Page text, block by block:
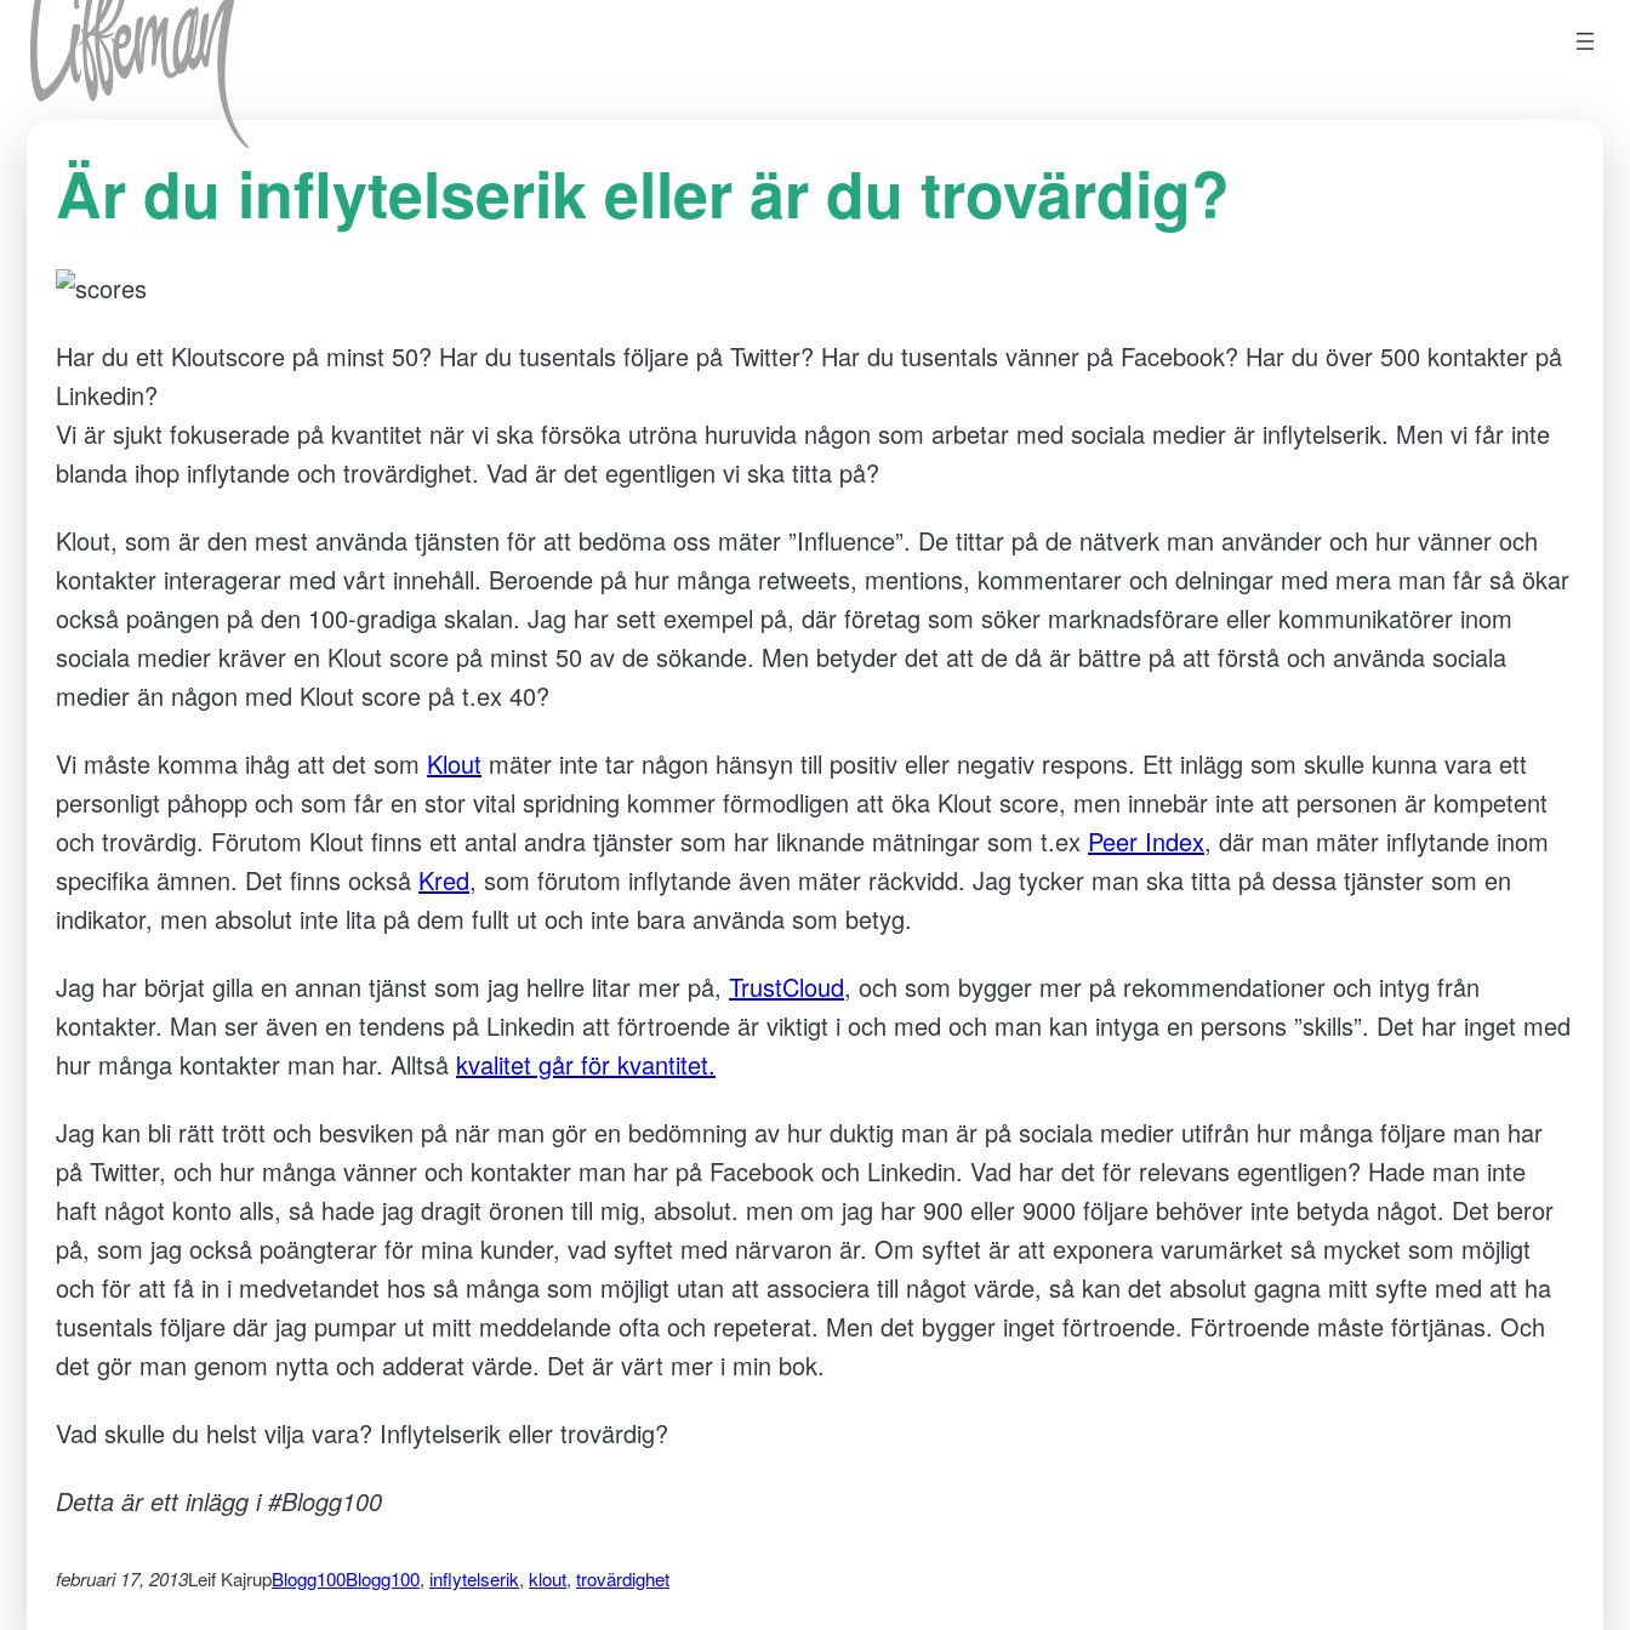
Hoppa till innehåll
Är du inflytelserik eller är du trovärdig?
Har du ett Kloutscore på minst 50? Har du tusentals följare på Twitter? Har du tusentals vänner på Facebook? Har du över 500 kontakter på
Linkedin?
Vi är sjukt fokuserade på kvantitet när vi ska försöka utröna huruvida någon som arbetar med sociala medier är inflytelserik. Men vi får inte
blanda ihop inflytande och trovärdighet. Vad är det egentligen vi ska titta på?
Klout, som är den mest använda tjänsten för att bedöma oss mäter ”Influence”. De tittar på de nätverk man använder och hur vänner och
kontakter interagerar med vårt innehåll. Beroende på hur många retweets, mentions, kommentarer och delningar med mera man får så ökar
också poängen på den 100-gradiga skalan. Jag har sett exempel på, där företag som söker marknadsförare eller kommunikatörer inom
sociala medier kräver en Klout score på minst 50 av de sökande. Men betyder det att de då är bättre på att förstå och använda sociala
medier än någon med Klout score på t.ex 40?
Vi måste komma ihåg att det som Klout mäter inte tar någon hänsyn till positiv eller negativ respons. Ett inlägg som skulle kunna vara ett
personligt påhopp och som får en stor vital spridning kommer förmodligen att öka Klout score, men innebär inte att personen är kompetent
och trovärdig. Förutom Klout finns ett antal andra tjänster som har liknande mätningar som t.ex Peer Index, där man mäter inflytande inom
specifika ämnen. Det finns också Kred, som förutom inflytande även mäter räckvidd. Jag tycker man ska titta på dessa tjänster som en
indikator, men absolut inte lita på dem fullt ut och inte bara använda som betyg.
Jag har börjat gilla en annan tjänst som jag hellre litar mer på,TrustCloud, och som bygger mer på rekommendationer och intyg från
kontakter. Man ser även en tendens på Linkedin att förtroende är viktigt i och med och man kan intyga en persons ”skills”. Det har inget med
hur många kontakter man har. Alltså kvalitet går för kvantitet.
Jag kan bli rätt trött och besviken på när man gör en bedömning av hur duktig man är på sociala medier utifrån hur många följare man har
på Twitter, och hur många vänner och kontakter man har på Facebook och Linkedin. Vad har det för relevans egentligen? Hade man inte
haft något konto alls, så hade jag dragit öronen till mig, absolut. men om jag har 900 eller 9000 följare behöver inte betyda något. Det beror
på, som jag också poängterar för mina kunder, vad syftet med närvaron är. Om syftet är att exponera varumärket så mycket som möjligt
och för att få in i medvetandet hos så många som möjligt utan att associera till något värde, så kan det absolut gagna mitt syfte med att ha
tusentals följare där jag pumpar ut mitt meddelande ofta och repeterat. Men det bygger inget förtroende. Förtroende måste förtjänas. Och
det gör man genom nytta och adderat värde. Det är värt mer i min bok.
Vad skulle du helst vilja vara? Inflytelserik eller trovärdig?
Detta är ett inlägg i #Blogg100
februari 17, 2013Leif KajrupBlogg100Blogg100, inflytelserik, klout, trovärdighet
Nödvändiga
går inte att
välja bort.
De behövs
för att
hemsidan
över huvud
fungera.
För att vi ska
förbättra